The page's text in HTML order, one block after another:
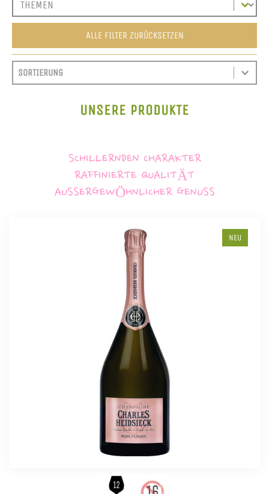
ALLE FILTER ZURÜCKSETZEN
SORTIEREN
SORT CONTENT
SORT CONTENT
UNSERE PRODUKTE
SCHILLERNDEN CHARAKTER
RAFFINIERTE QUALITÄT
AUSSERGEWÖHNLICHER GENUSS
NEU